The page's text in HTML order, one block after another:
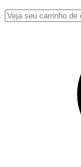
Conecte-
se